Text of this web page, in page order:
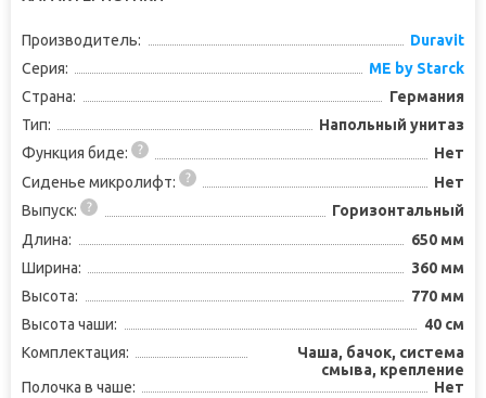
Производитель:
Duravit
Серия:
ME by Starck
Страна:
Германия
Тип:
Напольный унитаз
Функция биде:
Нет
Сиденье микролифт:
Нет
Выпуск:
Горизонтальный
Длина:
650 мм
Ширина:
360 мм
Высота:
770 мм
Высота чаши:
40 см
Комплектация:
Чаша, бачок, система
смыва, крепление
Полочка в чаше:
Нет